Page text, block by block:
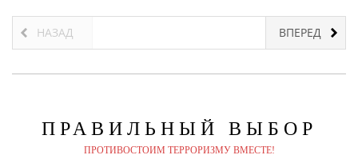
НАЗАД ВПЕРЕД
ПРАВИЛЬНЫЙВЫБОР
ПРОТИВОСТОИМ ТЕРРОРИЗМУ ВМЕСТЕ!